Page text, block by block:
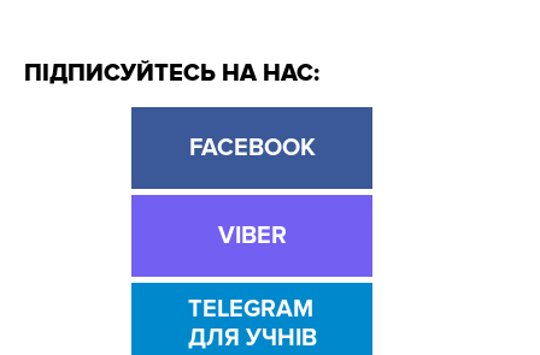
ПІДПИСУЙТЕСЬ НА НАС:
FACEBOOK
VIBER
TELEGRAM
ДЛЯ УЧНІВ